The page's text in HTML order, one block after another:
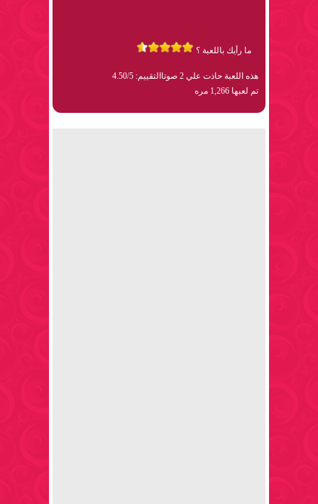
ما رأيك باللعبة ؟
هذه اللعبة حاذت علي 2 صوتا
التقييم: 4.50/5
تم لعبها 1,266 مره